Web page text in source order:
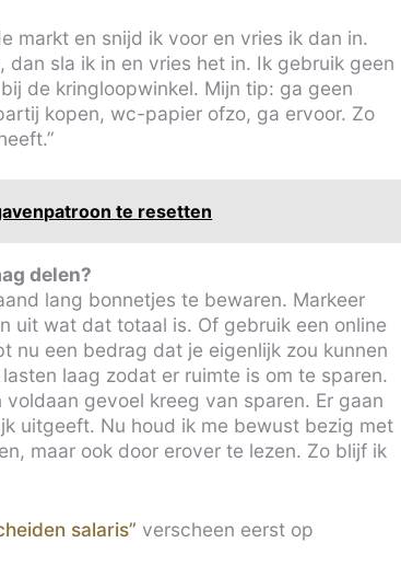
markt en snijd ik voor en vries ik dan in.
sla ik in en vries het in. Ik gebruik geen
de kringloopwinkel. Mijn tip: ga geen
kopen, wc-papier ofzo, ga ervoor. Zo
te resetten
delen?
lang bonnetjes te bewaren. Markeer
uit wat dat totaal is. Of gebruik een online
nu een bedrag dat je eigenlijk zou kunnen
laag zodat er ruimte is om te sparen.
gevoel kreeg van sparen. Er gaan
uitgeeft. Nu houd ik me bewust bezig met
maar ook door erover te lezen. Zo blijf ik
salaris” verscheen eerst op